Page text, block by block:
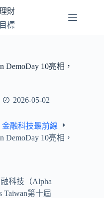
財
標
DemoDay 10亮相，
2026-05-02
金融科技最前線
DemoDay 10亮相，
科技（Alpha
Taiwan第十屆